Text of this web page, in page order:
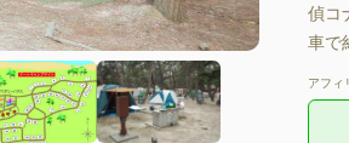
偵コ
車で
アフィ